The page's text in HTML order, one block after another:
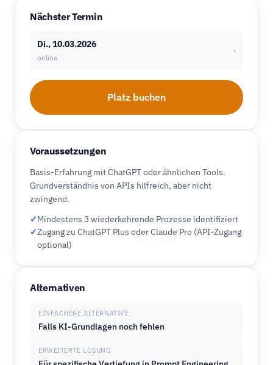
Nächster Termin
Di., 10.03.2026
online
›
Platz buchen
Voraussetzungen
Basis-Erfahrung mit ChatGPT oder ähnlichen Tools.
Grundverständnis von APIs hilfreich, aber nicht
zwingend.
✓Mindestens 3 wiederkehrende Prozesse identifiziert
✓Zugang zu ChatGPT Plus oder Claude Pro (API-Zugang
optional)
Alternativen
EINFACHERE ALTERNATIVE
Falls KI-Grundlagen noch fehlen
ERWEITERTE LÖSUNG